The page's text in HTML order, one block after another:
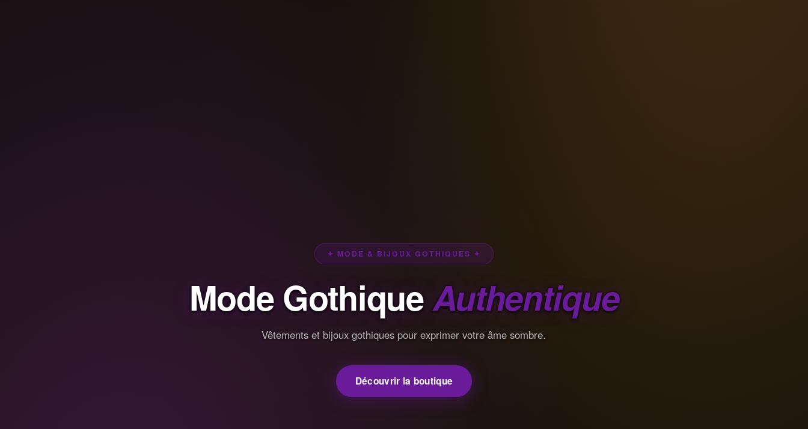
✦ MODE & BIJOUX GOTHIQUES ✦
Mode GothiqueAuthentique
Vêtements et bijoux gothiques pour exprimer votre âme sombre.
Découvrir la boutique